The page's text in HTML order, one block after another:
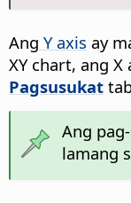
Ang Y axis ay
XY chart, ang
Pagsusukat
Ang
lamang